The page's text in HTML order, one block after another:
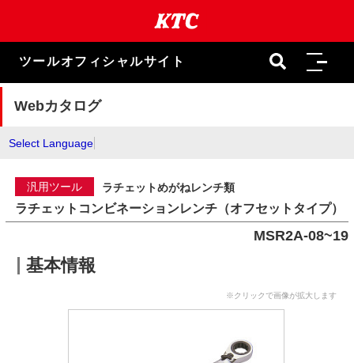
ま
キ
ツールオフィシャルサイト
Webカタログ
Select Language
汎用ツール ラチェットめがねレンチ類
ラチェットコンビネーションレンチ（オフセットタイプ）
MSR2A-08~19
基本情報
※クリックで画像が拡大します